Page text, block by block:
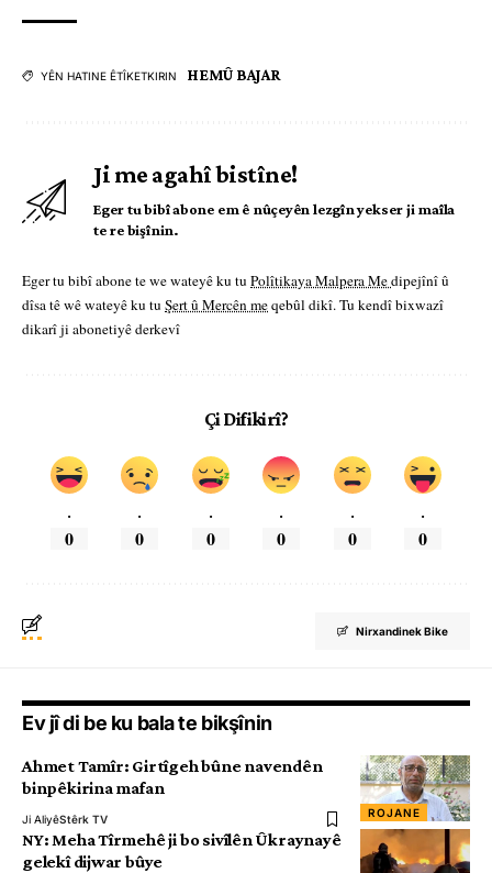
YÊN HATINE ÊTÎKETKIRIN HEMÛ BAJAR
Ji me agahî bistîne!
Eger tu bibî abone em ê nûçeyên lezgîn yekser ji maîla
te re bişînin.
Eger tu bibî abone te we wateyê ku tu Polîtikaya Malpera Medipejînî û
dîsa tê wê wateyê ku tu Şert û Mercên meqebûl dikî. Tu kendî bixwazî
dikarî ji abonetiyê derkevî
Çi Difikirî?
.
0
.
0
.
0
.
0
.
0
.
0
Nirxandinek Bike
Ev jî di be ku bala te bikşînin
ROJANE
Ahmet Tamîr: Girtîgeh bûne navendên
binpêkirina mafan
Ji AliyêStêrk TV
NY: Meha Tîrmehê ji bo sivîlên Ûkraynayê
gelekî dijwar bûye